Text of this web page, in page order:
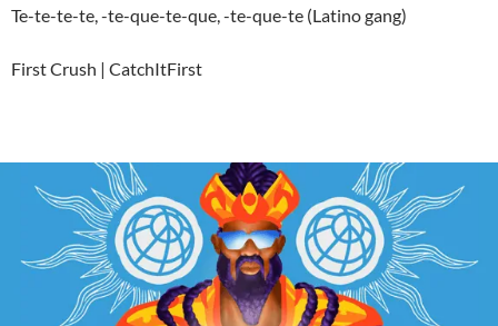
Te-te-te-te, -te-que-te-que, -te-que-te (Latino gang)
First Crush | CatchItFirst